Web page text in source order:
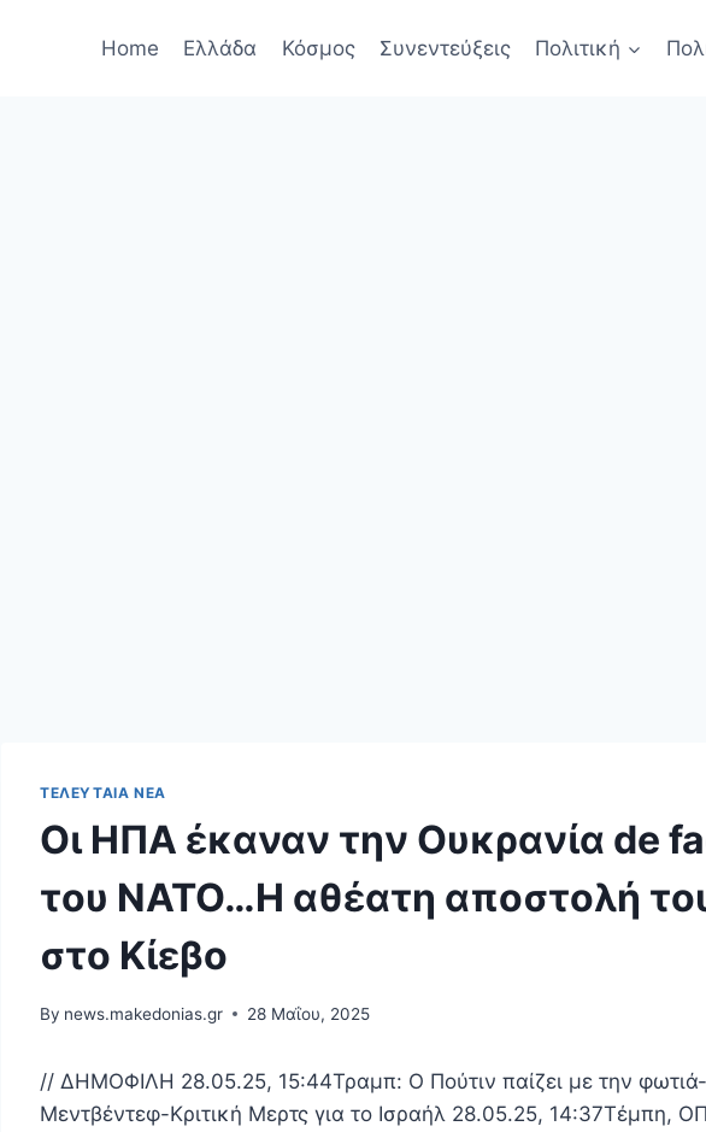
Home Ελλάδα Κόσμος Συνεντεύξεις Πολιτική
ΤΕΛΕΥΤΑΊΑ ΝΈΑ
Οι ΗΠΑ έκαναν την Ουκρανία de
του NATO…Η αθέατη αποστολή
στο Κίεβο
By news.makedonias.gr 28 Μαΐου, 2025
// ΔΗΜΟΦΙΛΗ 28.05.25, 15:44Τραμπ: Ο Πούτιν παίζει με την φωτιά-
Μεντβέντεφ-Κριτική Μερτς για το Ισραήλ 28.05.25, 14:37Τέμπη,